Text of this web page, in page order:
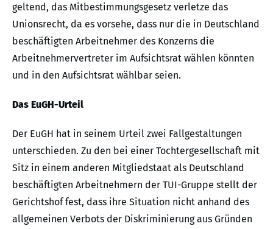
geltend, das Mitbestimmungsgesetz verletze das
Unionsrecht, da es vorsehe, dass nur die in Deutschland
beschäftigten Arbeitnehmer des Konzerns die
Arbeitnehmervertreter im Aufsichtsrat wählen könnten
und in den Aufsichtsrat wählbar seien.
Das EuGH-Urteil
Der EuGH hat in seinem Urteil zwei Fallgestaltungen
unterschieden. Zu den bei einer Tochtergesellschaft mit
Sitz in einem anderen Mitgliedstaat als Deutschland
beschäftigten Arbeitnehmern der TUI-Gruppe stellt der
Gerichtshof fest, dass ihre Situation nicht anhand des
allgemeinen Verbots der Diskriminierung aus Gründen